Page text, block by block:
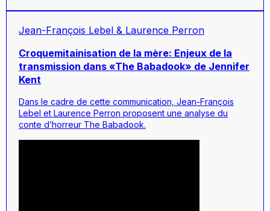
Jean-François Lebel & Laurence Perron
Croquemitainisation de la mère: Enjeux de la
transmission dans «The Babadook» de Jennifer
Kent
Dans le cadre de cette communication, Jean-François
Lebel et Laurence Perron proposent une analyse du
conte d’horreur The Babadook.